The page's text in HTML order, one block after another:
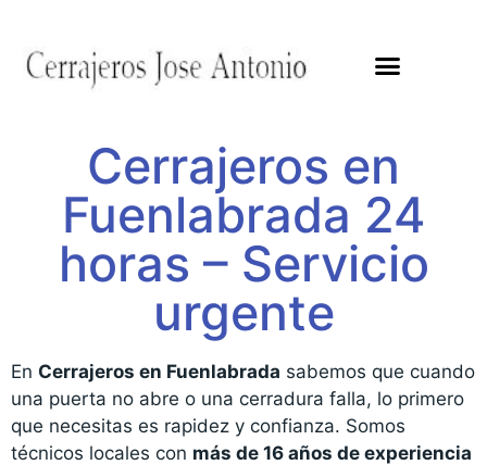
Cerrajeros en
Fuenlabrada 24
horas – Servicio
urgente
En Cerrajeros en Fuenlabrada sabemos que cuando
una puerta no abre o una cerradura falla, lo primero
que necesitas es rapidez y confianza. Somos
técnicos locales con más de 16 años de experiencia